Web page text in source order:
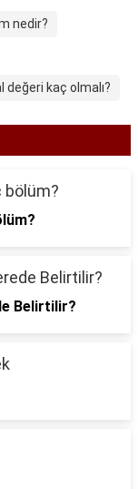
nedir?
değeri kaç olmalı?
Belirtilir?